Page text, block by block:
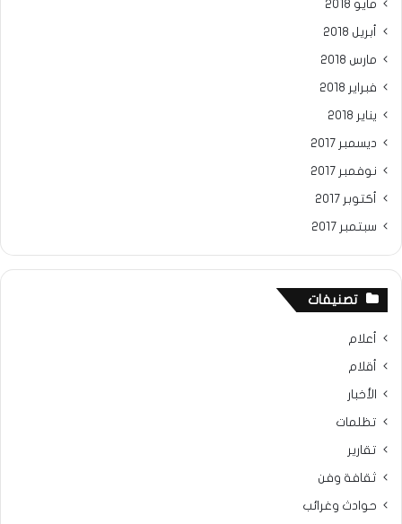
مايو 2018
أبريل 2018
مارس 2018
فبراير 2018
يناير 2018
ديسمبر 2017
نوفمبر 2017
أكتوبر 2017
سبتمبر 2017
تصنيفات
أعلام
أقلام
الأخبار
تظلمات
تقارير
ثقافة وفن
حوادث وغرائب